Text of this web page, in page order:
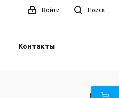
Поиск
Войти
Контакты